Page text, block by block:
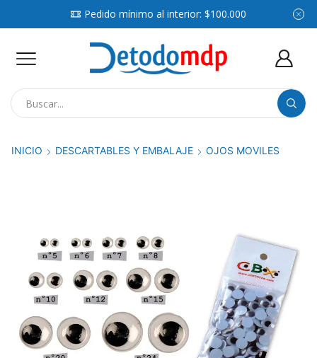
Pedido mínimo al interior: $100.000
INICIO DESCARTABLES Y EMBALAJE OJOS MOVILES